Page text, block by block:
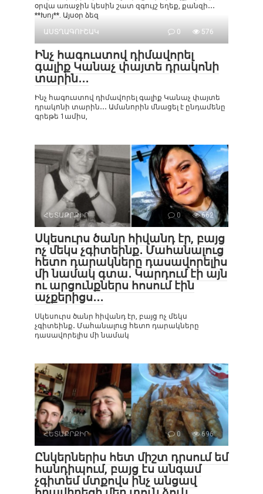
օրվա առաջին կեսին շատ զգույշ եղեք, քանզի․․․
**Խոյ**. Այսօր ձեզ
ԱՍՏՂԱԳՈՒՇԱԿ
0 576
Ինչ հագուստով դիմավորել
գալիք Կանաչ փայտե դրակոնի
տարին․․․
Ինչ հագուստով դիմավորել գալիք Կանաչ փայտե
դրակոնի տարին․․․ Ամանորին մնացել է ընդամենը
գրեթե 1ամիս,
ՀԵՏԱՔՐՔԻՐ 0 662
Սկեսուրս ծանր հիվանդ էր, բայց
ոչ մեկս չգիտեինք․ Մահանալուց
հետո դարակները դասավորելիս
մի նամակ գտա․ Կարդում էի այն
ու արցունքներս հոսում էին
աչքերիցս․․․
Սկեսուրս ծանր հիվանդ էր, բայց ոչ մեկս
չգիտեինք․ Մահանալուց հետո դարակները
դասավորելիս մի նամակ
ՀԵՏԱՔՐՔԻՐ 0 696
Ընկերներիս հետ միշտ դրսում եմ
հանդիպում, բայց էս անգամ
չգիտեմ մտքովս ինչ անցավ